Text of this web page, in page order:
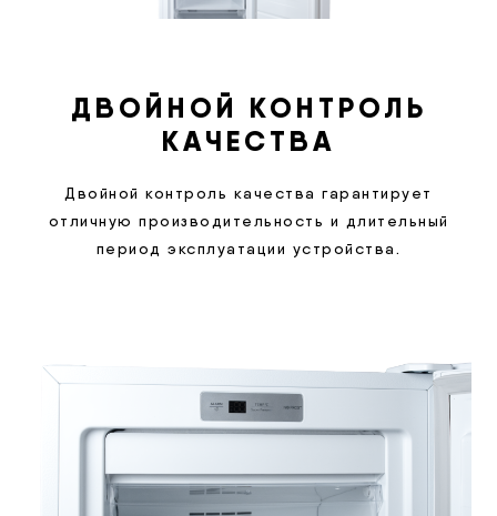
ДВОЙНОЙ КОНТРОЛЬ
КАЧЕСТВА
Двойной контроль качества гарантирует
отличную производительность и длительный
период эксплуатации устройства.